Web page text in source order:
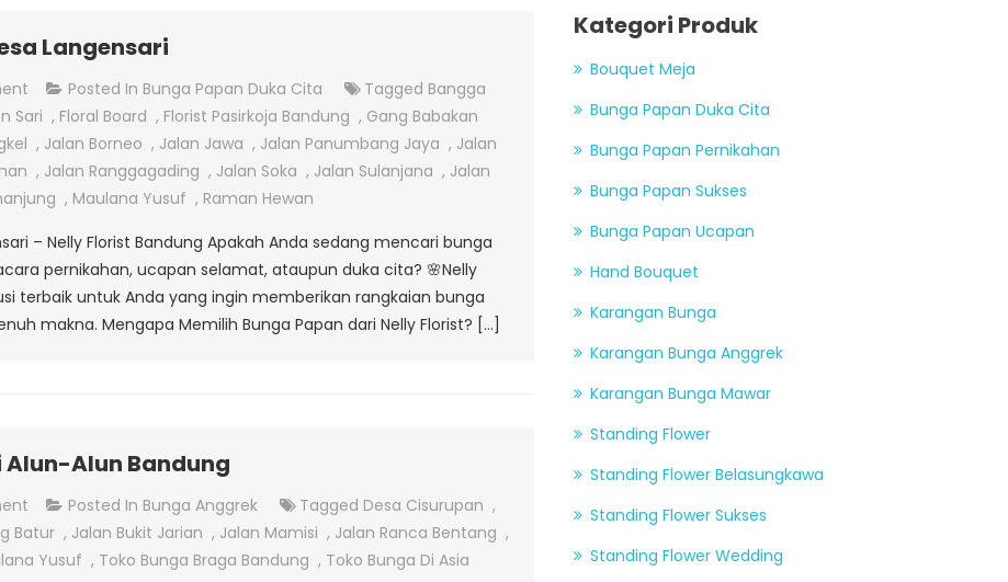
Langensari
On
Jual
Bunga
Papan
Di
Langensari
Posted In Bunga Papan Duka Cita Tagged Bangga
Sari , Floral Board , Florist Pasirkoja Bandung , Gang Babakan
, Jalan Borneo , Jalan Jawa , Jalan Panumbang Jaya , Jalan
, Jalan Ranggagading , Jalan Soka , Jalan Sulanjana , Jalan
, Maulana Yusuf , Raman Hewan
– Nelly Florist Bandung Apakah Anda sedang mencari bunga
pernikahan, ucapan selamat, ataupun duka cita? 🌸Nelly
terbaik untuk Anda yang ingin memberikan rangkaian bunga
makna. Mengapa Memilih Bunga Papan dari Nelly Florist? […]
Alun Bandung
On
Jual
Bunga
Posted In Bunga Anggrek Tagged Desa Cisurupan ,
Batur , Jalan Bukit Jarian , Jalan Mamisi , Jalan Ranca Bentang ,
Yusuf , Toko Bunga Braga Bandung , Toko Bunga Di Asia
Kategori Produk
Bouquet Meja
Bunga Papan Duka Cita
Bunga Papan Pernikahan
Bunga Papan Sukses
Bunga Papan Ucapan
Hand Bouquet
Karangan Bunga
Karangan Bunga Anggrek
Karangan Bunga Mawar
Standing Flower
Standing Flower Belasungkawa
Standing Flower Sukses
Standing Flower Wedding